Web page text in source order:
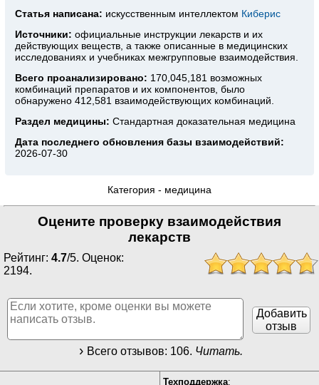
Статья написана: искусственным интеллектом Киберис
Источники: официальные инструкции лекарств и их
действующих веществ, а также описанные в медицинских
исследованиях и учебниках межгрупповые взаимодействия.
Всего проанализировано: 170,045,181 возможных
комбинаций препаратов и их компонентов, было
обнаружено 412,581 взаимодействующих комбинаций.
Раздел медицины: Стандартная доказательная медицина
Дата последнего обновления базы взаимодействий:
2026-07-30
Категория - медицина
Оцените проверку взаимодействия
лекарств
Рейтинг: 4.7/5. Оценок:
2194.
Добавить
отзыв
Всего отзывов: 106. Читать.
Техподдержка: